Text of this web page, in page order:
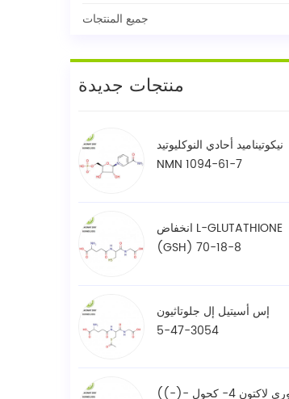
جميع المنتجات
منتجات جديدة
نيكوتيناميد أحادي النوكليوتيد
NMN 1094-61-7
انخفاض L-GLUTATHIONE
(GSH) 70-18-8
إس أسيتيل إل جلوتاثيون
3054-47-5
((-)- كوري لاكتون 4- كحول